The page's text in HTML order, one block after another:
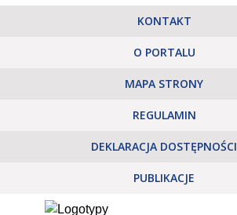
KONTAKT
O PORTALU
MAPA STRONY
REGULAMIN
DEKLARACJA DOSTĘPNOŚCI
PUBLIKACJE